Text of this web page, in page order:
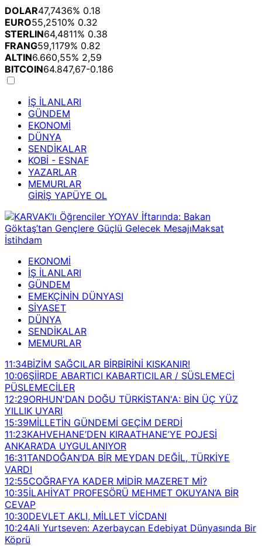
DOLAR47,7436% 0.18
EURO55,2510% 0.32
STERLIN64,4811% 0.38
FRANG59,1179% 0.82
ALTIN6.660,55% 2,59
BITCOIN64.847,67-0.186
İŞ İLANLARI
GÜNDEM
EKONOMİ
DÜNYA
SENDİKALAR
KOBİ - ESNAF
YAZARLAR
MEMURLAR
GİRİŞ YAPÜYE OL
EKONOMİ
İŞ İLANLARI
GÜNDEM
EMEKÇİNİN DÜNYASI
SİYASET
DÜNYA
SENDİKALAR
MEMURLAR
11:34BİZİM SAĞCILAR BİRBİRİNİ KISKANIR!
10:06ŞİİRDE ABARTICI KABARTICILAR / SÜSLEMECİ
PÜSLEMECİLER
12:29ORHUN'DAN DOĞU TÜRKİSTAN'A: BİN ÜÇ YÜZ
YILLIK UYARI
15:39MİLLETİN GÜNDEMİ GEÇİM DERDİ
11:23KAHVEHANE’DEN KIRAATHANE’YE POJESİ
ANKARA’DA UYGULANIYOR
16:31TANDOĞAN’DA BİR MEYDAN DEĞİL, TÜRKİYE
VARDI
12:55COĞRAFYA KADER MİDİR MAZERET Mİ?
10:35İLAHİYAT PROFESÖRÜ MEHMET OKUYAN’A BİR
CEVAP
10:30DEVLET AKLI, MİLLET VİCDANI
10:24Ali Yurtseven: Azerbaycan Edebiyat Dünyasında Bir
Köprü